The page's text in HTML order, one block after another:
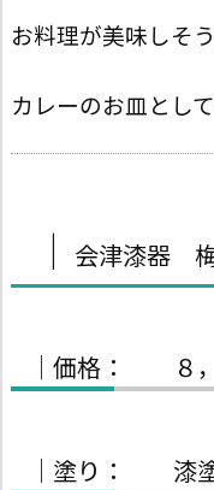
お料理が美味しそ
カレーのお皿とし
｜ 会津漆器
｜価格： ８，
｜塗り： 漆